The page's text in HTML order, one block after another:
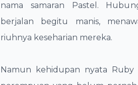
nama samaran Pastel.
berjalan begitu manis,
riuhnya keseharian mereka.
​Namun kehidupan nyata Ruby